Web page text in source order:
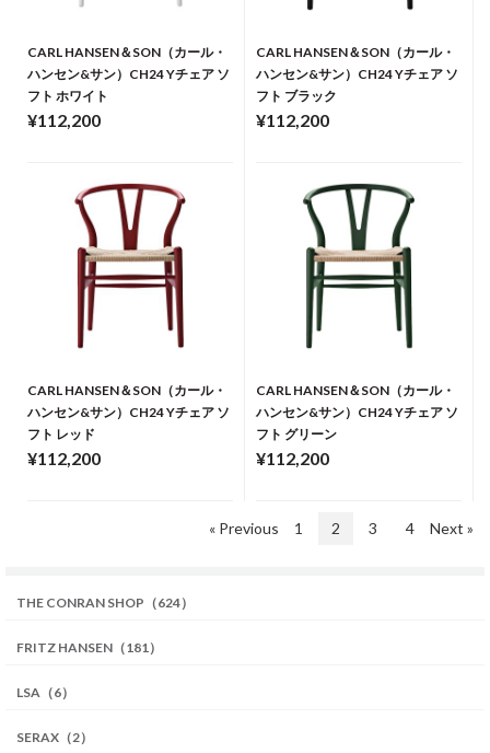
CARL HANSEN＆SON（カール・
ハンセン&サン）CH24 Yチェア ソ
フト ホワイト
¥112,200
CARL HANSEN＆SON（カール・
ハンセン&サン）CH24 Yチェア ソ
フト ブラック
¥112,200
CARL HANSEN＆SON（カール・
ハンセン&サン）CH24 Yチェア ソ
フト レッド
¥112,200
CARL HANSEN＆SON（カール・
ハンセン&サン）CH24 Yチェア ソ
フト グリーン
¥112,200
« Previous 1 2 3 4 Next »
THE CONRAN SHOP（624）
FRITZ HANSEN（181）
LSA（6）
SERAX（2）